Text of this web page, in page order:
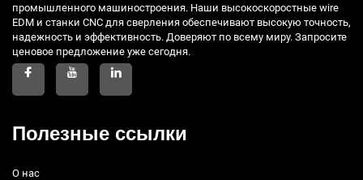
промышленного машиностроения. Наши высокоскоростные wire
EDM и станки CNC для сверления обеспечивают высокую точность,
надежность и эффективность. Доверяют по всему миру. Запросите
ценовое предложение уже сегодня.
Полезные ссылки
О нас